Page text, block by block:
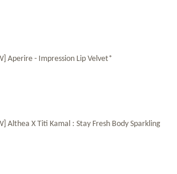
Aperire - Impression Lip Velvet*
Althea X Titi Kamal : Stay Fresh Body Sparkling